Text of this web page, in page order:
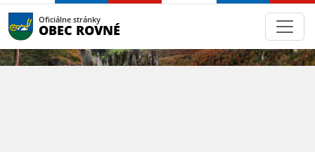
Oficiálne stránky
OBEC ROVNÉ